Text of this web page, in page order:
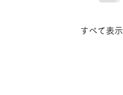
すべて表示